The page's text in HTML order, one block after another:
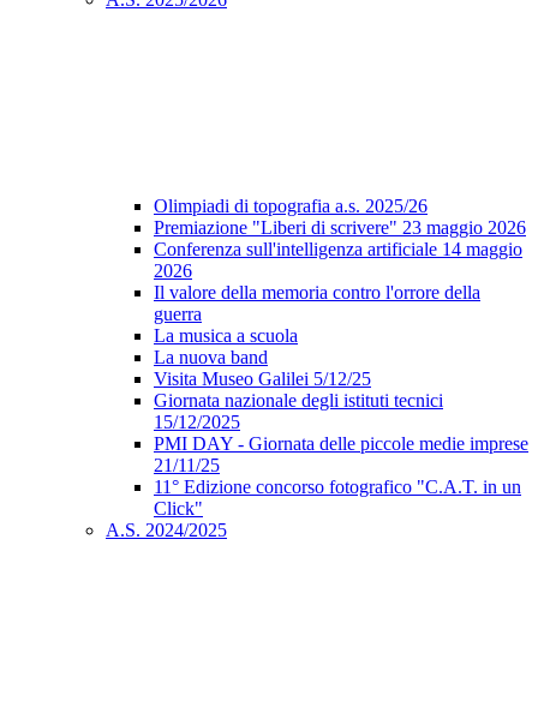
Olimpiadi di topografia a.s. 2025/26
Premiazione "Liberi di scrivere" 23 maggio 2026
Conferenza sull'intelligenza artificiale 14 maggio
2026
Il valore della memoria contro l'orrore della
guerra
La musica a scuola
La nuova band
Visita Museo Galilei 5/12/25
Giornata nazionale degli istituti tecnici
15/12/2025
PMI DAY - Giornata delle piccole medie imprese
21/11/25
11° Edizione concorso fotografico "C.A.T. in un
Click"
A.S. 2024/2025